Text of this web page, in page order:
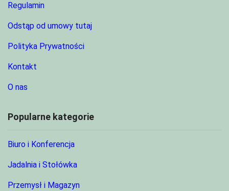
Regulamin
Odstąp od umowy tutaj
Polityka Prywatności
Kontakt
O nas
Popularne kategorie
Biuro i Konferencja
Jadalnia i Stołówka
Przemysł i Magazyn